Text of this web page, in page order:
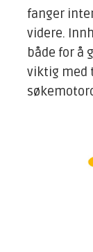
fanger
videre.
både for å
viktig med